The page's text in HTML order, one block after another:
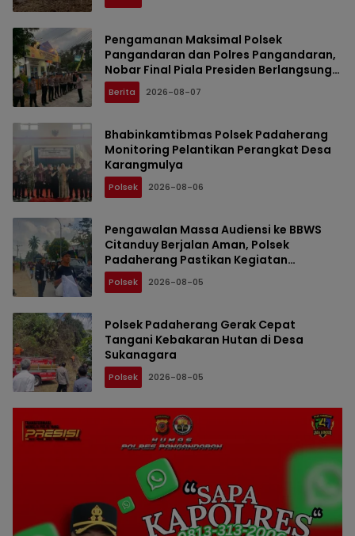
Pengamanan Maksimal Polsek
Pangandaran dan Polres Pangandaran,
Nobar Final Piala Presiden Berlangsung
Aman
Berita 2026-08-07
Bhabinkamtibmas Polsek Padaherang
Monitoring Pelantikan Perangkat Desa
Karangmulya
Polsek 2026-08-06
Pengawalan Massa Audiensi ke BBWS
Citanduy Berjalan Aman, Polsek
Padaherang Pastikan Kegiatan
Berlangsung Kondusif
Polsek 2026-08-05
Polsek Padaherang Gerak Cepat
Tangani Kebakaran Hutan di Desa
Sukanagara
Polsek 2026-08-05